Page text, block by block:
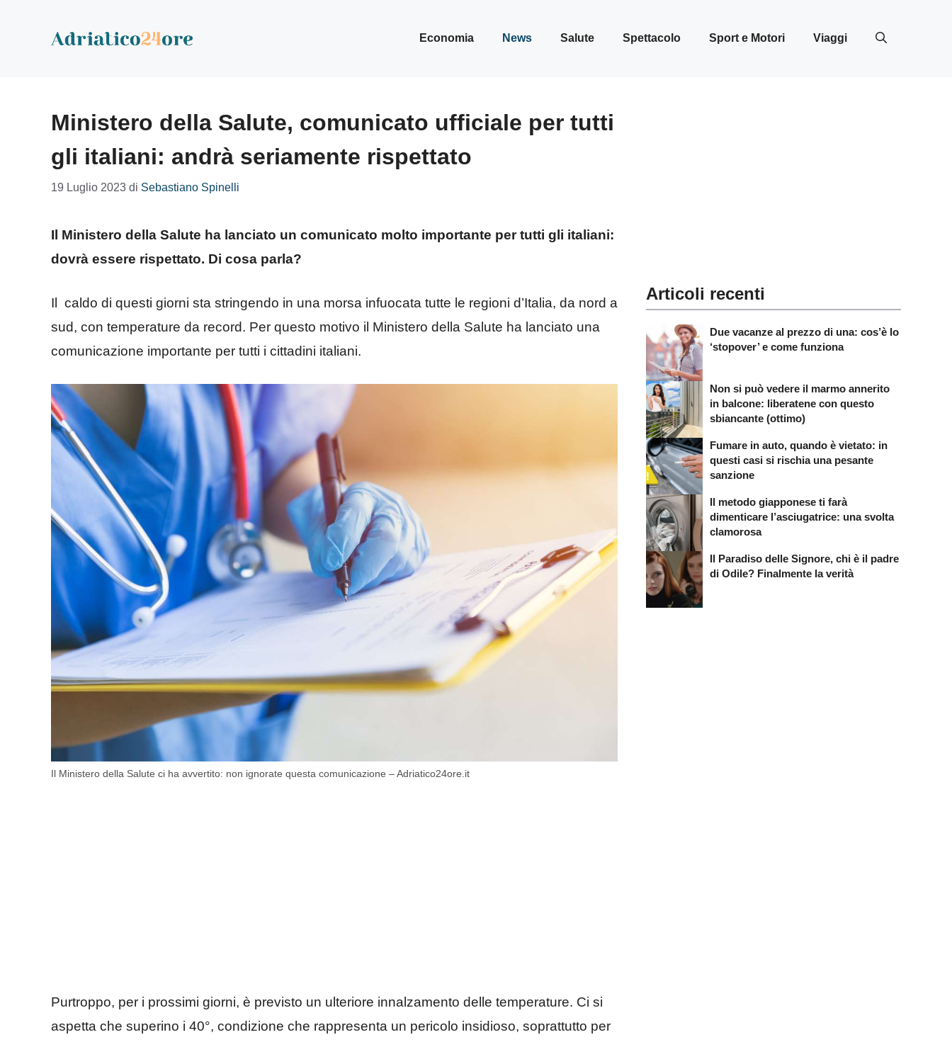
Economia News Salute Spettacolo Sport e Motori Viaggi
Ministero della Salute, comunicato ufficiale per tutti
gli italiani: andrà seriamente rispettato
19 Luglio 2023 di Sebastiano Spinelli
Il Ministero della Salute ha lanciato un comunicato molto importante per tutti gli italiani:
dovrà essere rispettato. Di cosa parla?
Il caldo di questi giorni sta stringendo in una morsa infuocata tutte le regioni d’Italia, da nord a
sud, con temperature da record. Per questo motivo il Ministero della Salute ha lanciato una
comunicazione importante per tutti i cittadini italiani.
Il Ministero della Salute ci ha avvertito: non ignorate questa comunicazione – Adriatico24ore.it
Purtroppo, per i prossimi giorni, è previsto un ulteriore innalzamento delle temperature. Ci si
aspetta che superino i 40°, condizione che rappresenta un pericolo insidioso, soprattutto per
Articoli recenti
Due vacanze al prezzo di una: cos’è lo
‘stopover’ e come funziona
Non si può vedere il marmo annerito
in balcone: liberatene con questo
sbiancante (ottimo)
Fumare in auto, quando è vietato: in
questi casi si rischia una pesante
sanzione
Il metodo giapponese ti farà
dimenticare l’asciugatrice: una svolta
clamorosa
Il Paradiso delle Signore, chi è il padre
di Odile? Finalmente la verità